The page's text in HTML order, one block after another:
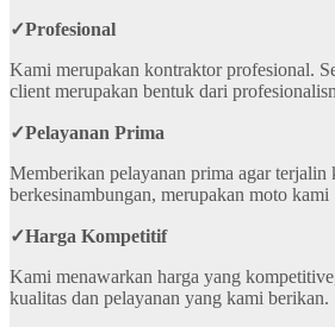
✓Profesional
Kami merupakan kontraktor profesional.
client merupakan bentuk dari
✓Pelayanan Prima
Memberikan pelayanan prima agar terjalin
berkesinambungan, merupakan moto kami
✓Harga Kompetitif
Kami menawarkan harga yang
kualitas dan pelayanan yang kami berikan.